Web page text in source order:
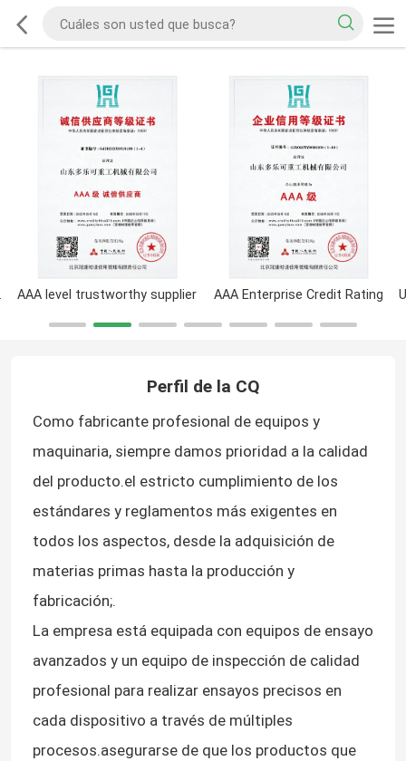
AAA level trustworthy supplier AAA Enterprise Credit Rating
Perfil de la CQ
Como fabricante profesional de equipos y
maquinaria, siempre damos prioridad a la calidad
del producto.el estricto cumplimiento de los
estándares y reglamentos más exigentes en
todos los aspectos, desde la adquisición de
materias primas hasta la producción y
fabricación;.
La empresa está equipada con equipos de ensayo
avanzados y un equipo de inspección de calidad
profesional para realizar ensayos precisos en
cada dispositivo a través de múltiples
procesos.asegurarse de que los productos que